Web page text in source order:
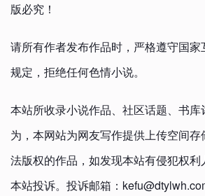
版必究！
请所有作者发布作品时，严格遵守国
规定，拒绝任何色情小说。
本站所收录小说作品、社区话题、书
为，本网站为网友写作提供上传空间
法版权的作品，如发现本站有侵犯权利
本站投诉。投诉邮箱：